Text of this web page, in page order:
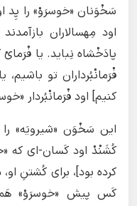
سَخْوَنان «خوسرَوْ» را پِد
پادَخْشاه نِباید. یا
فْرَمانْبُرداران تو
کنیم] اود فْرَمانْبُردار
این سَخْوَن «شیرویَه» را
کُشَنْدْ اود کَسان-ای که
کرده بود]، برای کُشتنِ
کَس پیش «خوسرَوْ»